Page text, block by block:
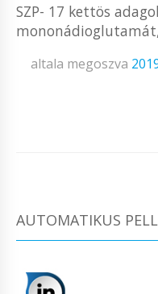
SZP- 17 kettös
altala megoszva
AUTOMATIKUS